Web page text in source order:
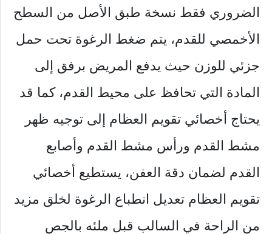
الضروري فقط نسخة طبق الأصل من السطح
الأخمصي للقدم، يتم ضغط الرغوة تحت حمل
جزئي للوزن حيث يدفع المريض برفق إلى
المادة التي تحافظ على محيط القدم، كما قد
يحتاج أخصائي تقويم العظام إلى توجيه ظهر
مشط القدم ورأس مشط القدم وأصابع
القدم لضمان دقة العفن، يستطيع أخصائي
تقويم العظام تعديل انطباع الرغوة لخلق مزيد
من الراحة في السالب قبل ملئه بالجص